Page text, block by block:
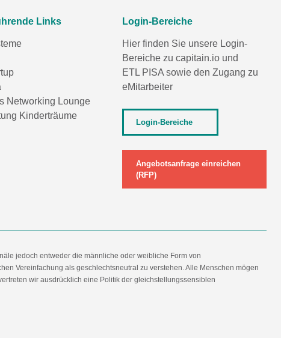
Links
Networking Lounge
Kinderträume
Login-Bereiche
Hier finden Sie unsere Login-
Bereiche zu capitain.io und
ETL PISA sowie den Zugang zu
eMitarbeiter
Login-Bereiche
Angebotsanfrage einreichen
(RFP)
jedoch entweder die männliche oder weibliche Form von
Vereinfachung als geschlechtsneutral zu verstehen. Alle Menschen mögen
wir ausdrücklich eine Politik der gleichstellungssensiblen